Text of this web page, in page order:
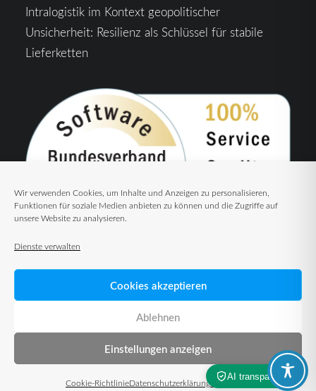
Wir verwenden Cookies, um Inhalte und Anzeigen zu personalisieren,
Funktionen für soziale Medien anbieten zu können und die Zugriffe auf
unsere Website zu analysieren.
Dienste verwalten
Cookies akzeptieren
Ablehnen
Einstellungen anzeigen
Cookie-RichtlinieDatenschutzerklärung Impressum
Intralogistik im Kontext geopolitischer
Unsicherheit: Resilienz als Schlüssel für stabile
Lieferketten
© 2026 TUP GmbH & Co. KG – Warehouse Management Solutions